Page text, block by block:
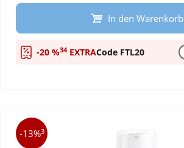
In den Warenkorb
-20 %34EXTRACode FTL20
-13%3